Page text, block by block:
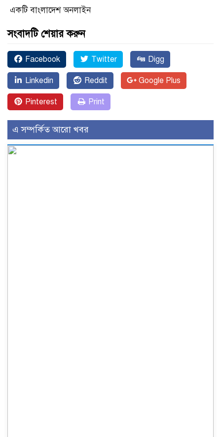
একটি বাংলাদেশ অনলাইন
সংবাদটি শেয়ার করুন
Facebook Twitter Digg
Linkedin Reddit Google Plus
Pinterest Print
এ সম্পর্কিত আরো খবর